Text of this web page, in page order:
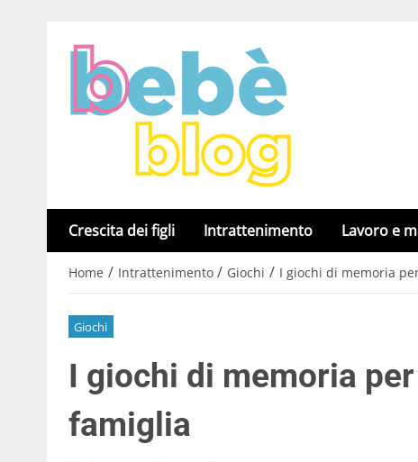
Crescita dei figli Intrattenimento Lavoro e
Home / Intrattenimento / Giochi / I giochi di memoria
Giochi
I giochi di memoria
famiglia